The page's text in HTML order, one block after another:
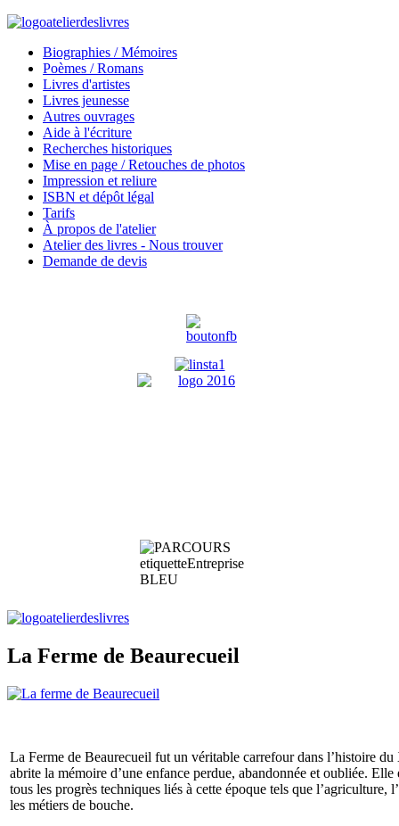
Biographies / Mémoires
Poèmes / Romans
Livres d'artistes
Livres jeunesse
Autres ouvrages
Aide à l'écriture
Recherches historiques
Mise en page / Retouches de photos
Impression et reliure
ISBN et dépôt légal
Tarifs
À propos de l'atelier
Atelier des livres - Nous trouver
Demande de devis
La Ferme de Beaurecueil
La Ferme de Beaurecueil fut un véritable carrefour dans l’histoire
abrite la mémoire d’une enfance perdue, abandonnée et oubliée. Elle
tous les progrès techniques liés à cette époque tels que l’agriculture,
les métiers de bouche.